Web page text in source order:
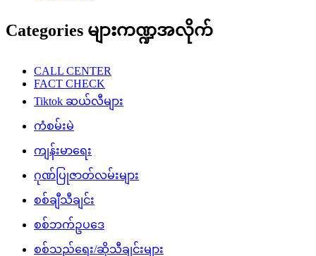
Categories များကဏ္ဍအလိုက်
CALL CENTER
FACT CHECK
Tiktok ဆယ်လီများ
ကံစမ်းမဲ
ကျန်းမာရေး
ဂုဏ်ပြုဇာတ်လမ်းများ
စစ်ချီသီချင်း
စစ်ဘက်ဥပဒေ
စစ်သည်ရေး/ဆိုသီချင်းများ